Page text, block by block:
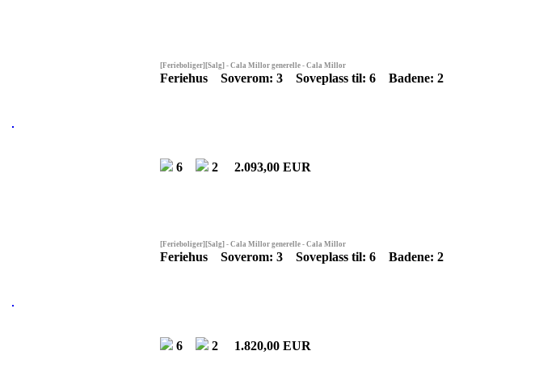
[Ferieboliger][Salg] - Cala Millor generelle - Cala Millor
Feriehus Soverom: 3 Soveplass til: 6 Badene: 2
6 2 2.093,00 EUR
[Ferieboliger][Salg] - Cala Millor generelle - Cala Millor
Feriehus Soverom: 3 Soveplass til: 6 Badene: 2
6 2 1.820,00 EUR